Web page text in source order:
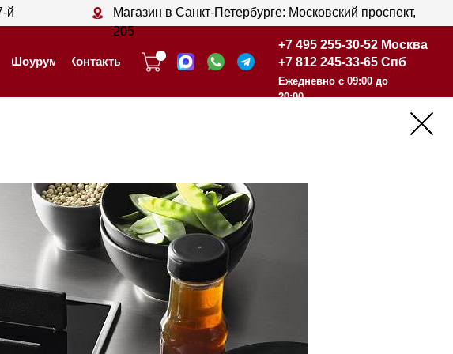
+7 495 255-30-52 Москва
Ежедневно с 09:00 до
+7 812 245-33-65 Спб
Контакты
Магазин в Санкт-Петербурге: Московский проспект,
205
+7 495 255-30-52 Москва
Ежедневно с 09:00 до
20:00